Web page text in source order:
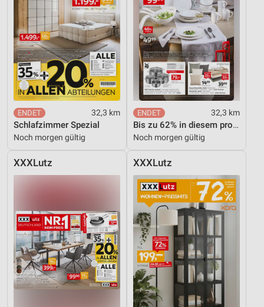
32,3 km
Schlafzimmer Spezial
Noch morgen gültig
32,3 km
Bis zu 62% in diesem prospekt
Noch morgen gültig
XXXLutz XXXLutz